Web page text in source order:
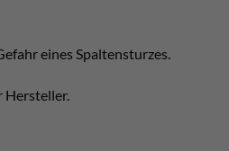
eines Spaltensturzes.
Hersteller.